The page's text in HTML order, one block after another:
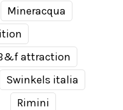
Mineracqua
attraction
Swinkels italia
Rimini